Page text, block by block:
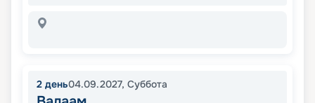
2 день04.09.2027, Суббота